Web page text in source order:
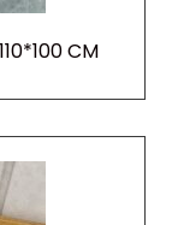
CM